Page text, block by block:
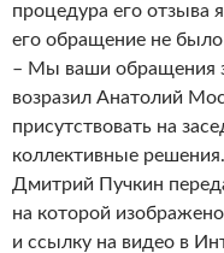
процедура его отзыва
его обращение не
– Мы ваши обращения
возразил Анатолий
присутствовать на
коллективные решения.
Дмитрий Пучкин
на которой
и ссылку на видео в